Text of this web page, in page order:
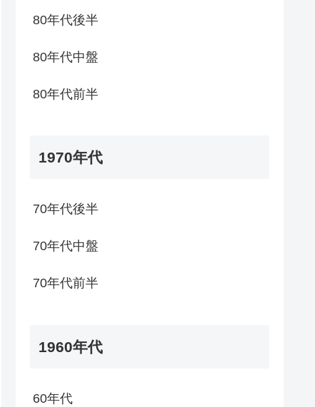
80年代後半
80年代中盤
80年代前半
1970年代
70年代後半
70年代中盤
70年代前半
1960年代
60年代